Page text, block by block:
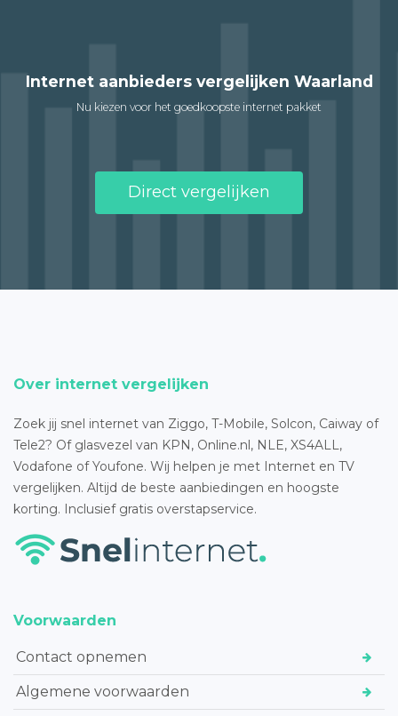
Internet aanbieders vergelijken Waarland
Nu kiezen voor het goedkoopste internet pakket
Direct vergelijken
Over internet vergelijken
Zoek jij snel internet van Ziggo, T-Mobile, Solcon, Caiway of
Tele2? Of glasvezel van KPN, Online.nl, NLE, XS4ALL,
Vodafone of Youfone. Wij helpen je met Internet en TV
vergelijken. Altijd de beste aanbiedingen en hoogste
korting. Inclusief gratis overstapservice.
Voorwaarden
Contact opnemen
Algemene voorwaarden